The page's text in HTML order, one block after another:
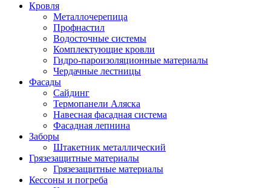
Кровля
Металлочерепица
Профнастил
Водосточные системы
Комплектующие кровли
Гидро-пароизоляционные материалы
Чердачные лестницы
Фасады
Сайдинг
Термопанели Аляска
Навесная фасадная система
Фасадная лепнина
Заборы
Штакетник металлический
Грязезащитные материалы
Грязезащитные материалы
Кессоны и погреба